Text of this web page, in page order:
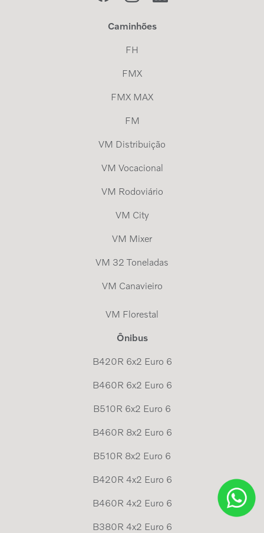
Caminhões
FH
FMX
FMX MAX
FM
VM Distribuição
VM Vocacional
VM Rodoviário
VM City
VM Mixer
VM 32 Toneladas
VM Canavieiro
VM Florestal
Ônibus
B420R 6x2 Euro 6
B460R 6x2 Euro 6
B510R 6x2 Euro 6
B460R 8x2 Euro 6
B510R 8x2 Euro 6
B420R 4x2 Euro 6
B460R 4x2 Euro 6
B380R 4x2 Euro 6